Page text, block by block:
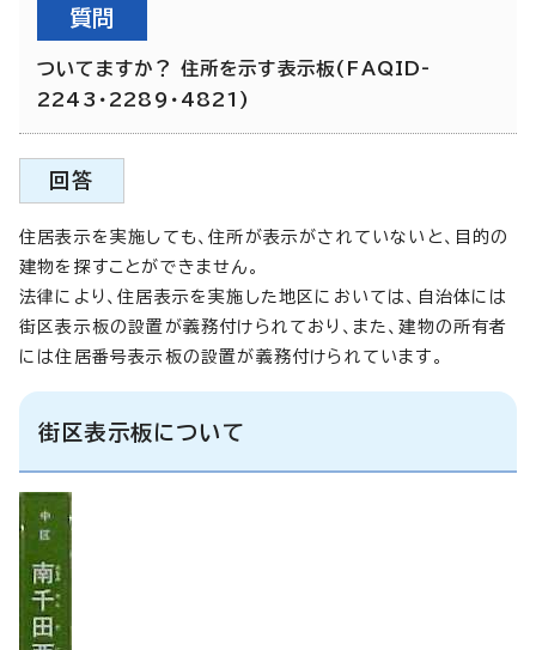
質問
ついてますか？ 住所を示す表示板(FAQID-
2243・2289・4821)
回答
住居表示を実施しても、住所が表示がされていないと、目的の
建物を探すことができません。
法律により、住居表示を実施した地区においては、自治体には
街区表示板の設置が義務付けられており、また、建物の所有者
には住居番号表示板の設置が義務付けられています。
街区表示板について